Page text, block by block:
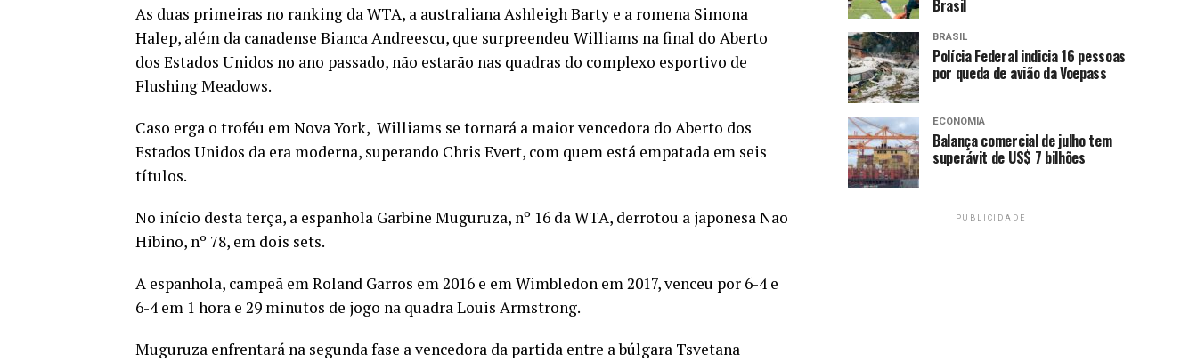
As duas primeiras no ranking da WTA, a australiana Ashleigh Barty e a romena Simona
Halep, além da canadense Bianca Andreescu, que surpreendeu Williams na final do Aberto
dos Estados Unidos no ano passado, não estarão nas quadras do complexo esportivo de
Flushing Meadows.
Caso erga o troféu em Nova York, Williams se tornará a maior vencedora do Aberto dos
Estados Unidos da era moderna, superando Chris Evert, com quem está empatada em seis
títulos.
No início desta terça, a espanhola Garbiñe Muguruza, nº 16 da WTA, derrotou a japonesa Nao
Hibino, nº 78, em dois sets.
A espanhola, campeã em Roland Garros em 2016 e em Wimbledon em 2017, venceu por 6-4 e
6-4 em 1 hora e 29 minutos de jogo na quadra Louis Armstrong.
Muguruza enfrentará na segunda fase a vencedora da partida entre a búlgara Tsvetana
Brasil
BRASIL
Polícia Federal indicia 16 pessoas
por queda de avião da Voepass
ECONOMIA
Balança comercial de julho tem
superávit de US$ 7 bilhões
PUBLICIDADE